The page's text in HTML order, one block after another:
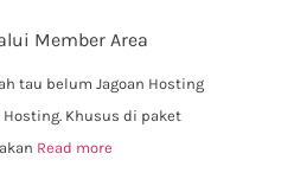
Member Area
tau belum Jagoan Hosting
Khusus di paket
Read more